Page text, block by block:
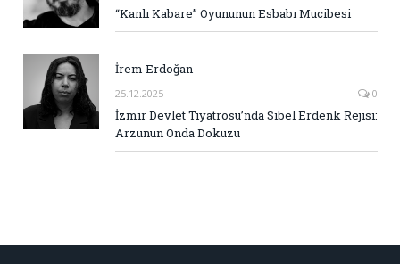
“Kanlı Kabare” Oyununun Esbabı Mucibesi
İrem Erdoğan
25.12.2025 0
İzmir Devlet Tiyatrosu’nda Sibel Erdenk Rejisi:
Arzunun Onda Dokuzu